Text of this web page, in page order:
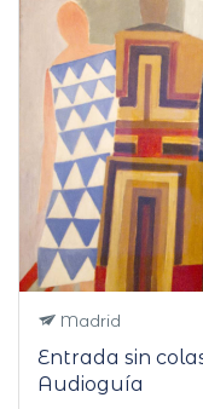
Madrid
Entrada sin
Audioguía